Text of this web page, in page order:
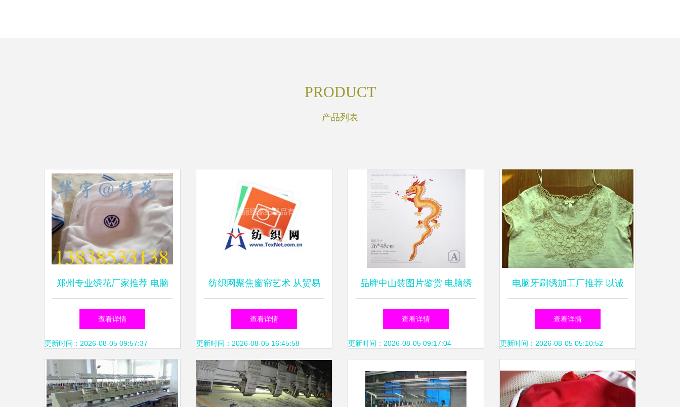
PRODUCT
产品列表
郑州专业绣花厂家推荐 电脑
绣花工艺的优势与服务
查看详情
更新时间：2026-08-05 09:57:37
纺织网聚焦窗帘艺术 从贸易
到电脑绣花的华丽蜕变
查看详情
更新时间：2026-08-05 16:45:58
品牌中山装图片鉴赏 电脑绣
花工艺的精湛之美
查看详情
更新时间：2026-08-05 09:17:04
电脑牙刷绣加工厂推荐 以诚
信为本，品质为先——专业服
务助您高效合作
查看详情
更新时间：2026-08-05 05:10:52